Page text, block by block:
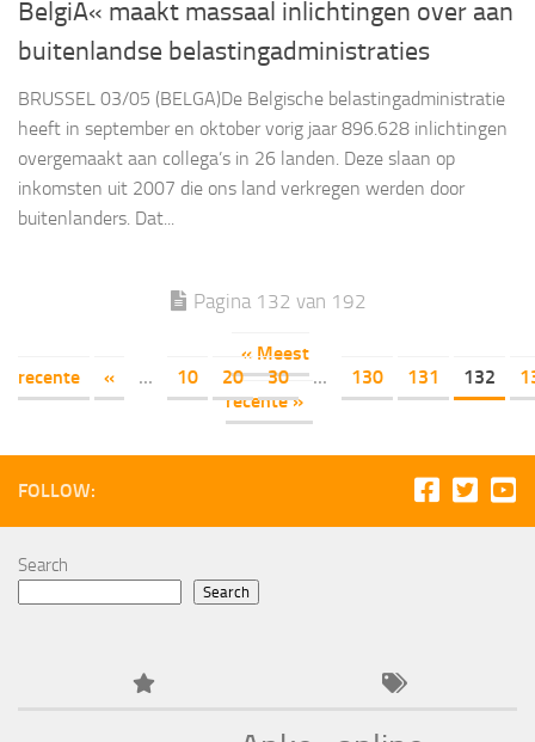
BelgiÃ« maakt massaal inlichtingen over aan
buitenlandse belastingadministraties
BRUSSEL 03/05 (BELGA)De Belgische belastingadministratie
heeft in september en oktober vorig jaar 896.628 inlichtingen
overgemaakt aan collega’s in 26 landen. Deze slaan op
inkomsten uit 2007 die ons land verkregen werden door
buitenlanders. Dat...
Pagina 132 van 192
« Meest
recente
« ... 10 20 30 ... 130 131 132
recente »
FOLLOW:
Search
Search